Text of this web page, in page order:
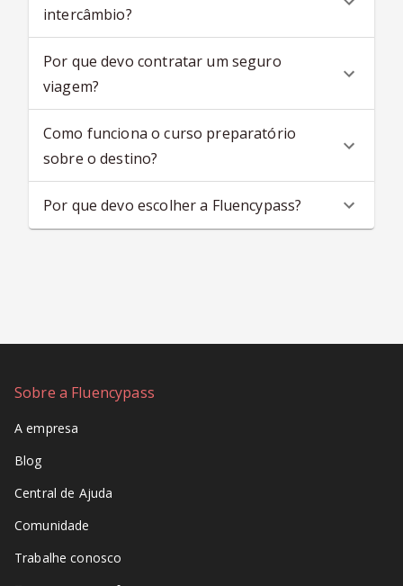
intercâmbio?
Por que devo contratar um seguro
viagem?
Como funciona o curso preparatório
sobre o destino?
Por que devo escolher a Fluencypass?
Sobre a Fluencypass
A empresa
Blog
Central de Ajuda
Comunidade
Trabalhe conosco